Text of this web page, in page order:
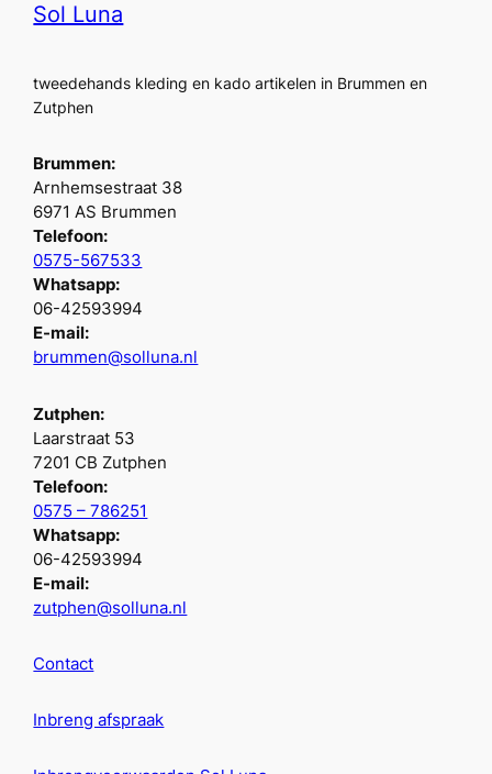
Sol Luna
tweedehands kleding en kado artikelen in Brummen en
Zutphen
Brummen:
Arnhemsestraat 38
6971 AS Brummen
Telefoon:
0575-567533
Whatsapp:
06-42593994
E-mail:
brummen@solluna.nl
Zutphen:
Laarstraat 53
7201 CB Zutphen
Telefoon:
0575 – 786251
Whatsapp:
06-42593994
E-mail:
zutphen@solluna.nl
Contact
Inbreng afspraak